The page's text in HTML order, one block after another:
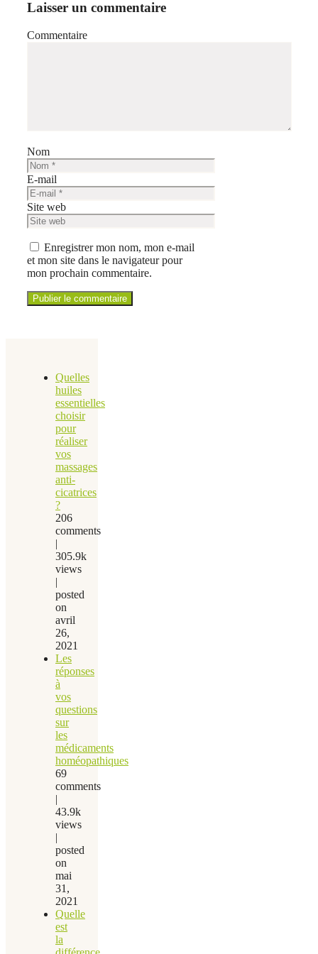
Laisser un commentaire
Commentaire
Nom
E-mail
Site web
Enregistrer mon nom, mon e-mail
et mon site dans le navigateur pour
mon prochain commentaire.
Quelles
huiles
essentielles
choisir
pour
réaliser
vos
massages
anti-
cicatrices
?
206
comments
|
305.9k
views
|
posted
on
avril
26,
2021
Les
réponses
à
vos
questions
sur
les
médicaments
homéopathiques
69
comments
|
43.9k
views
|
posted
on
mai
31,
2021
Quelle
est
la